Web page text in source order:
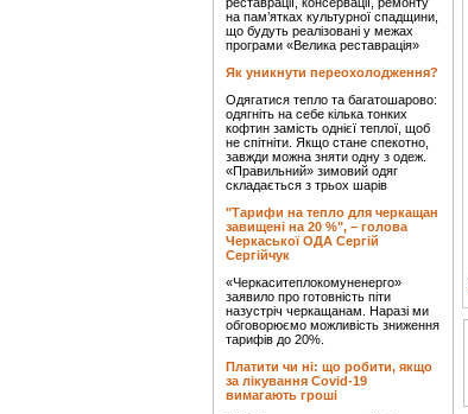
на пам’ятках культурної спадщини,
що будуть реалізовані у межах
програми «Велика реставрація»
Як уникнути переохолодження?
Одягатися тепло та багатошарово:
одягніть на себе кілька тонких
кофтин замість однієї теплої, щоб
не спітніти. Якщо стане спекотно,
завжди можна зняти одну з одеж.
«Правильний» зимовий одяг
складається з трьох шарів
"Тарифи на тепло для черкащан
завищені на 20 %", – голова
Черкаської ОДА Сергій
Сергійчук
«Черкаситеплокомуненерго»
заявило про готовність піти
назустріч черкащанам. Наразі ми
обговорюємо можливість зниження
тарифів до 20%.
Платити чи ні: що робити, якщо
за лікування Covid-19
вимагають гроші